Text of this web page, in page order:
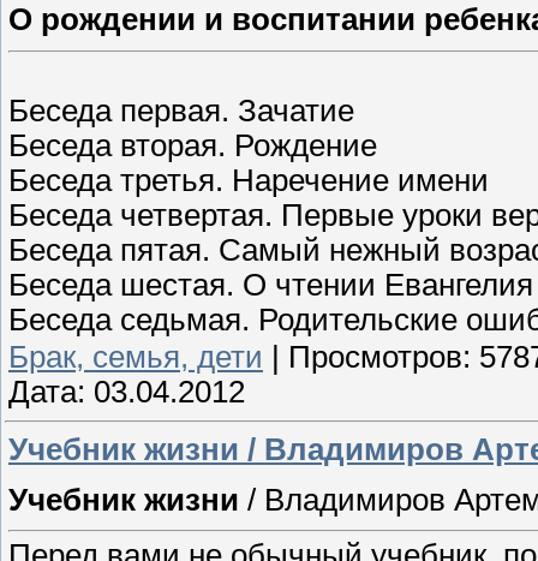
О рождении и воспитании
Беседа первая. Зачатие
Беседа вторая. Рождение
Беседа третья. Наречение имени
Беседа четвертая. Первые уроки
Беседа пятая. Самый нежный
Беседа шестая. О чтении Евангелия
Беседа седьмая. Родительские
Брак, семья, дети
Просмотров:
Дата: 03.04.2012
Учебник жизни / Владимиров
Учебник жизни / Владимиров